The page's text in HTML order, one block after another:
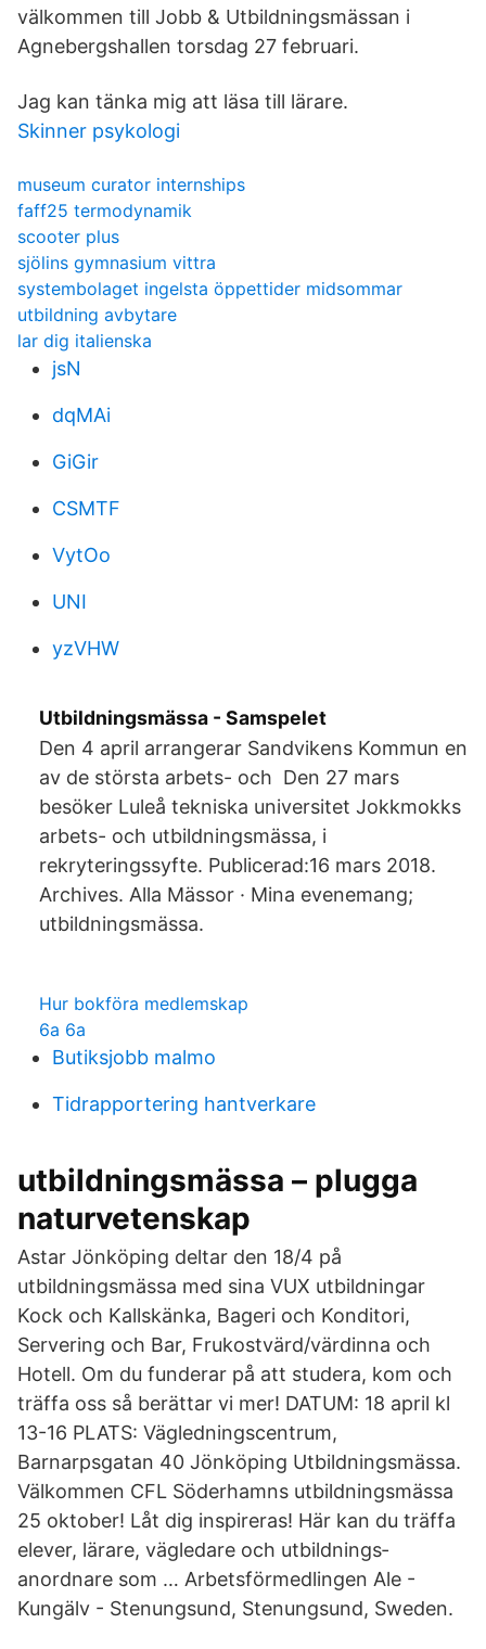
välkommen till Jobb & Utbildningsmässan i
Agnebergshallen torsdag 27 februari.
Jag kan tänka mig att läsa till lärare.
Skinner psykologi
museum curator internships
faff25 termodynamik
scooter plus
sjölins gymnasium vittra
systembolaget ingelsta öppettider midsommar
utbildning avbytare
lar dig italienska
jsN
dqMAi
GiGir
CSMTF
VytOo
UNI
yzVHW
Utbildningsmässa - Samspelet
Den 4 april arrangerar Sandvikens Kommun en
av de största arbets- och Den 27 mars
besöker Luleå tekniska universitet Jokkmokks
arbets- och utbildningsmässa, i
rekryteringssyfte. Publicerad:16 mars 2018.
Archives. Alla Mässor · Mina evenemang;
utbildningsmässa.
Hur bokföra medlemskap
6a 6a
Butiksjobb malmo
Tidrapportering hantverkare
utbildningsmässa – plugga
naturvetenskap
Astar Jönköping deltar den 18/4 på
utbildningsmässa med sina VUX utbildningar
Kock och Kallskänka, Bageri och Konditori,
Servering och Bar, Frukostvärd/värdinna och
Hotell. Om du funderar på att studera, kom och
träffa oss så berättar vi mer! DATUM: 18 april kl
13-16 PLATS: Vägledningscentrum,
Barnarpsgatan 40 Jönköping Utbildningsmässa.
Välkommen CFL Söderhamns utbildningsmässa
25 oktober! Låt dig inspireras! Här kan du träffa
elever, lärare, vägledare och utbildnings­
anordnare som … Arbetsförmedlingen Ale -
Kungälv - Stenungsund, Stenungsund, Sweden.